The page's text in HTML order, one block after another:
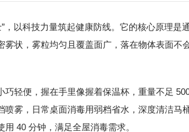
，以科技力量筑起健康防线。它的核心原理是
雾状，雾粒均匀且覆盖面广，落在物体表面不
轻便，握在手里像握着保温杯，重量不足
喷雾，日常桌面消毒用弱档省水，深度清洁马
40 分钟，满足全屋消毒需求。